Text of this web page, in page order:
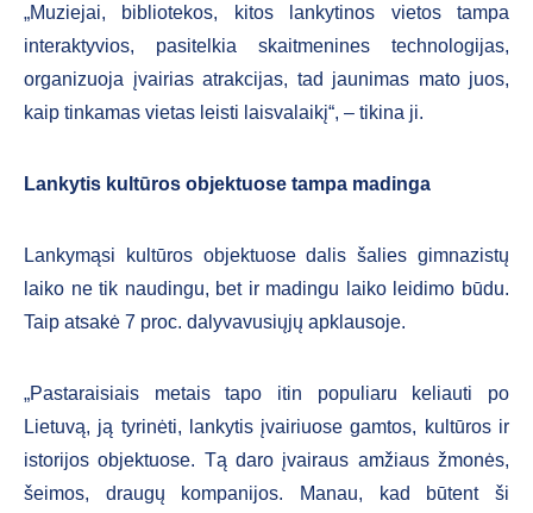
„Muziejai, bibliotekos, kitos lankytinos vietos tampa
interaktyvios, pasitelkia skaitmenines technologijas,
organizuoja įvairias atrakcijas, tad jaunimas mato juos,
kaip tinkamas vietas leisti laisvalaikį“, – tikina ji.
Lankytis kultūros objektuose tampa madinga
Lankymąsi kultūros objektuose dalis šalies gimnazistų
laiko ne tik naudingu, bet ir madingu laiko leidimo būdu.
Taip atsakė 7 proc. dalyvavusiųjų apklausoje.
„Pastaraisiais metais tapo itin populiaru keliauti po
Lietuvą, ją tyrinėti, lankytis įvairiuose gamtos, kultūros ir
istorijos objektuose. Tą daro įvairaus amžiaus žmonės,
šeimos, draugų kompanijos. Manau, kad būtent ši